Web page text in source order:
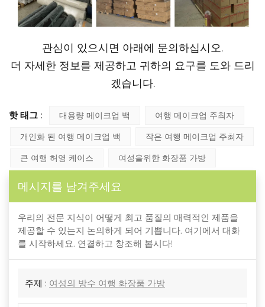
관심이 있으시면 아래에 문의하십시오.
더 자세한 정보를 제공하고 귀하의 요구를 도와 드리
겠습니다.
핫 태그 : 대용량 메이크업 백
여행 메이크업 주최자
개인화 된 여행 메이크업 백
작은 여행 메이크업 주최자
큰 여행 허영 케이스
여성을위한 화장품 가방
메시지를 남겨주세요
우리의 전문 지식이 어떻게 최고 품질의 매력적인 제품을
제공할 수 있는지 논의하게 되어 기쁩니다. 여기에서 대화
를 시작하세요. 연결하고 창조해 봅시다!
주제 : 여성의 방수 여행 화장품 가방